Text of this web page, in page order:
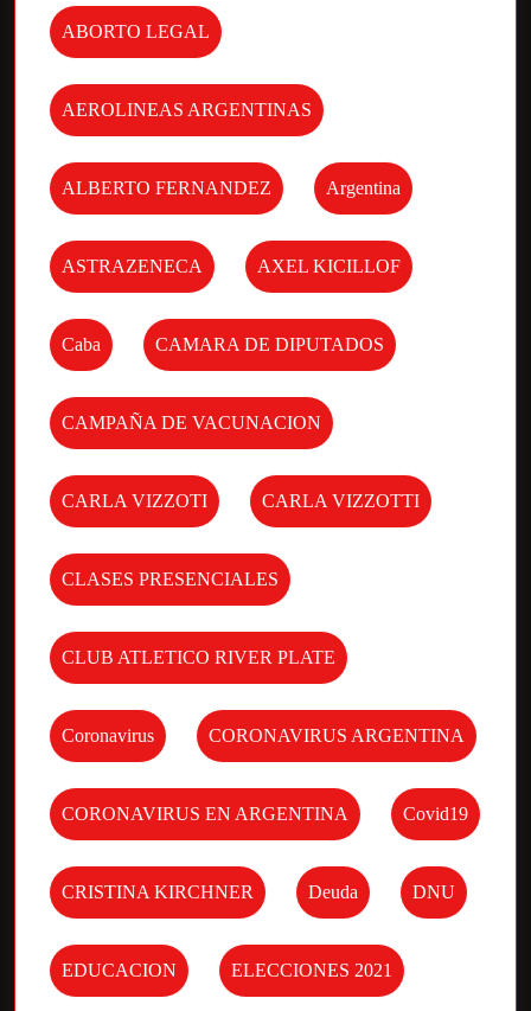
ABORTO LEGAL
AEROLINEAS ARGENTINAS
ALBERTO FERNANDEZ Argentina
ASTRAZENECA AXEL KICILLOF
Caba CAMARA DE DIPUTADOS
CAMPAÑA DE VACUNACION
CARLA VIZZOTI CARLA VIZZOTTI
CLASES PRESENCIALES
CLUB ATLETICO RIVER PLATE
Coronavirus CORONAVIRUS ARGENTINA
CORONAVIRUS EN ARGENTINA Covid19
CRISTINA KIRCHNER Deuda DNU
EDUCACION ELECCIONES 2021